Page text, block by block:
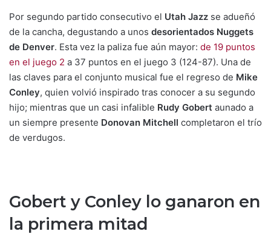
Por segundo partido consecutivo el Utah Jazz se adueñó
de la cancha, degustando a unos desorientados Nuggets
de Denver. Esta vez la paliza fue aún mayor: de 19 puntos
en el juego 2 a 37 puntos en el juego 3 (124-87). Una de
las claves para el conjunto musical fue el regreso de Mike
Conley, quien volvió inspirado tras conocer a su segundo
hijo; mientras que un casi infalible Rudy Gobert aunado a
un siempre presente Donovan Mitchell completaron el trío
de verdugos.
Gobert y Conley lo ganaron en
la primera mitad